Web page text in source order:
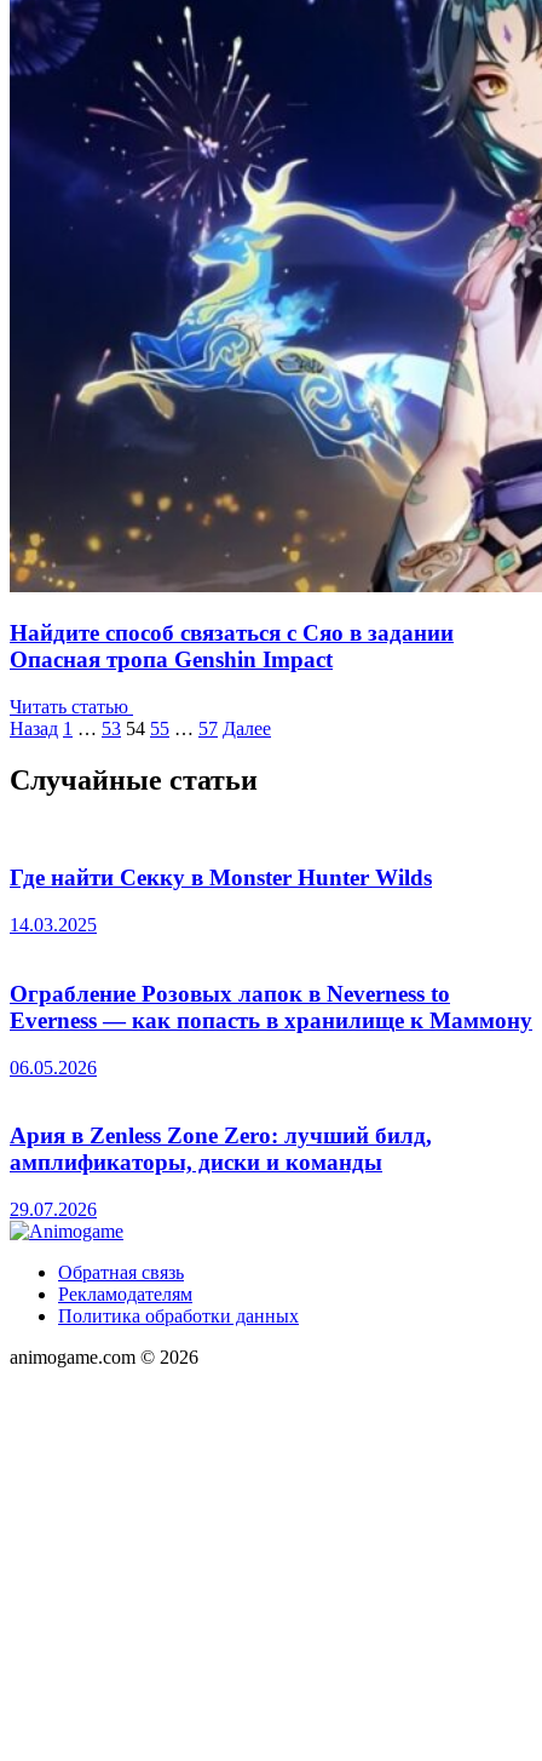
Найдите способ связаться с Сяо в задании
Опасная тропа Genshin Impact
Читать статью
Пагинация
записей
Назад 1 … 53 54 55 … 57 Далее
Случайные статьи
Где найти Секку в Monster Hunter Wilds
14.03.2025
Ограбление Розовых лапок в Neverness to
Everness — как попасть в хранилище к Маммону
06.05.2026
Ария в Zenless Zone Zero: лучший билд,
амплификаторы, диски и команды
29.07.2026
Обратная связь
Рекламодателям
Политика обработки данных
animogame.com © 2026